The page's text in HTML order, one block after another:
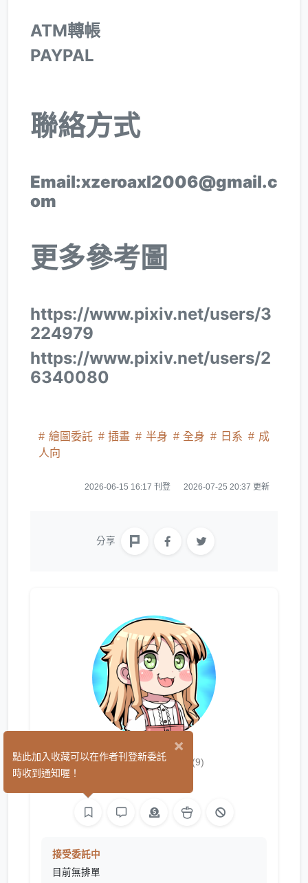
ATM轉帳
PAYPAL
聯絡方式
Email:xzeroaxl2006@gmail.c
om
更多參考圖
https://www.pixiv.net/users/3
224979
https://www.pixiv.net/users/2
6340080
繪圖委託 插畫 半身 全身 日系
成
人向
2026-06-15 16:17 刊登 2026-07-25 20:37 更新
分享
啪啪伊亞 (9)
接受委託中
目前無排單
×
點此加入收藏可以在作者刊登新委託
時收到通知喔！